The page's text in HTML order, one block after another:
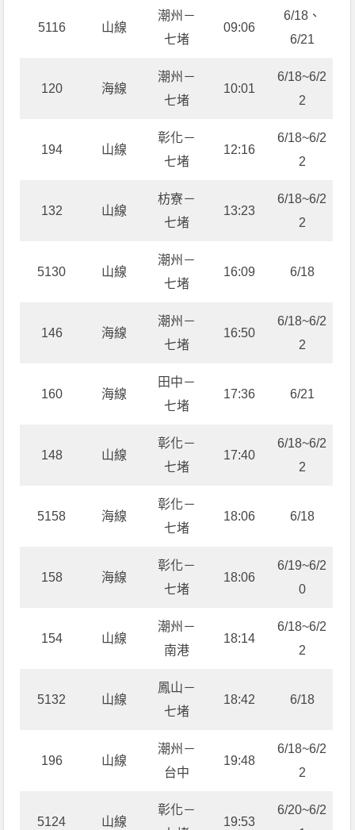
5116 山線
潮州－
七堵
09:06
6/18、
6/21
120 海線
潮州－
七堵
10:01
6/18~6/2
2
194 山線
彰化－
七堵
12:16
6/18~6/2
2
132 山線
枋寮－
七堵
13:23
6/18~6/2
2
5130 山線
潮州－
七堵
16:09 6/18
146 海線
潮州－
七堵
16:50
6/18~6/2
2
160 海線
田中－
七堵
17:36 6/21
148 山線
彰化－
七堵
17:40
6/18~6/2
2
5158 海線
彰化－
七堵
18:06 6/18
158 海線
彰化－
七堵
18:06
6/19~6/2
0
154 山線
潮州－
南港
18:14
6/18~6/2
2
5132 山線
鳳山－
七堵
18:42 6/18
196 山線
潮州－
台中
19:48
6/18~6/2
2
5124 山線
彰化－
19:53
6/20~6/2